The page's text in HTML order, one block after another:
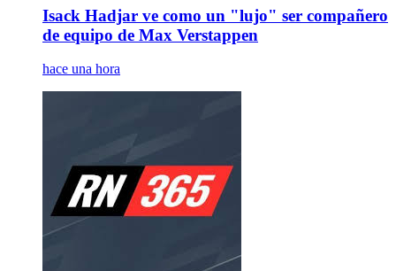
Isack Hadjar ve como un "lujo" ser compañero
de equipo de Max Verstappen
hace una hora